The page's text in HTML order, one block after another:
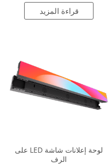
قراءة المزيد
لوحة إعلانات شاشة LED على
الرف